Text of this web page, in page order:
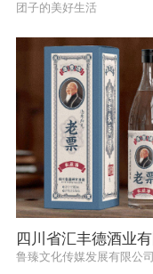
团子的美好生活
鲁臻文化传媒发展有限公司